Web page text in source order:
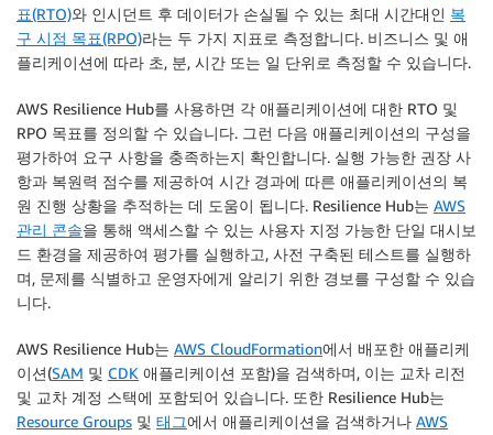
표(RTO)와 인시던트 후 데이터가 손실될 수 있는 최대 시간대인 복
구 시점 목표(RPO)라는 두 가지 지표로 측정합니다. 비즈니스 및 애
플리케이션에 따라 초, 분, 시간 또는 일 단위로 측정할 수 있습니다.
AWS Resilience Hub를 사용하면 각 애플리케이션에 대한 RTO 및
RPO 목표를 정의할 수 있습니다. 그런 다음 애플리케이션의 구성을
평가하여 요구 사항을 충족하는지 확인합니다. 실행 가능한 권장 사
항과 복원력 점수를 제공하여 시간 경과에 따른 애플리케이션의 복
원 진행 상황을 추적하는 데 도움이 됩니다. Resilience Hub는 AWS
관리 콘솔을 통해 액세스할 수 있는 사용자 지정 가능한 단일 대시보
드 환경을 제공하여 평가를 실행하고, 사전 구축된 테스트를 실행하
며, 문제를 식별하고 운영자에게 알리기 위한 경보를 구성할 수 있습
니다.
AWS Resilience Hub는 AWS CloudFormation에서 배포한 애플리케
이션(SAM 및 CDK 애플리케이션 포함)을 검색하며, 이는 교차 리전
및 교차 계정 스택에 포함되어 있습니다. 또한 Resilience Hub는
Resource Groups 및 태그에서 애플리케이션을 검색하거나 AWS